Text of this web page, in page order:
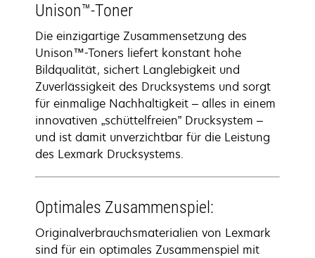
Unison™-Toner
Die einzigartige Zusammensetzung des
Unison™-Toners liefert konstant hohe
Bildqualität, sichert Langlebigkeit und
Zuverlässigkeit des Drucksystems und sorgt
für einmalige Nachhaltigkeit – alles in einem
innovativen „schüttelfreien” Drucksystem –
und ist damit unverzichtbar für die Leistung
des Lexmark Drucksystems.
Optimales Zusammenspiel:
Originalverbrauchsmaterialien von Lexmark
sind für ein optimales Zusammenspiel mit